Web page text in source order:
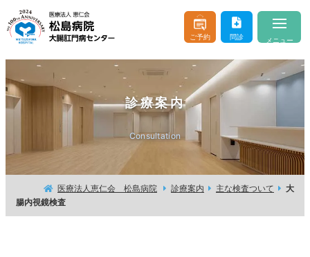
ご予約 問診 メニュー
当院について About
医師のご紹介 Doctor & Staff
診療案内 Consultation
おなかやおしりの病気 Buttocks and Stomach
入院・お見舞い
診療案内
Consultation
医療法人恵仁会 松島病院 診療案内 主な検査ついて
大
腸内視鏡検査